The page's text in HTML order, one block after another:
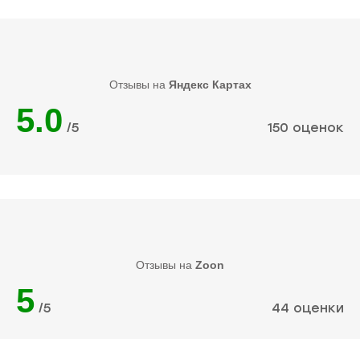
Отзывы на Яндекс Картах
5.0 /5 150 оценок
Отзывы на Zoon
5 /5 44 оценки